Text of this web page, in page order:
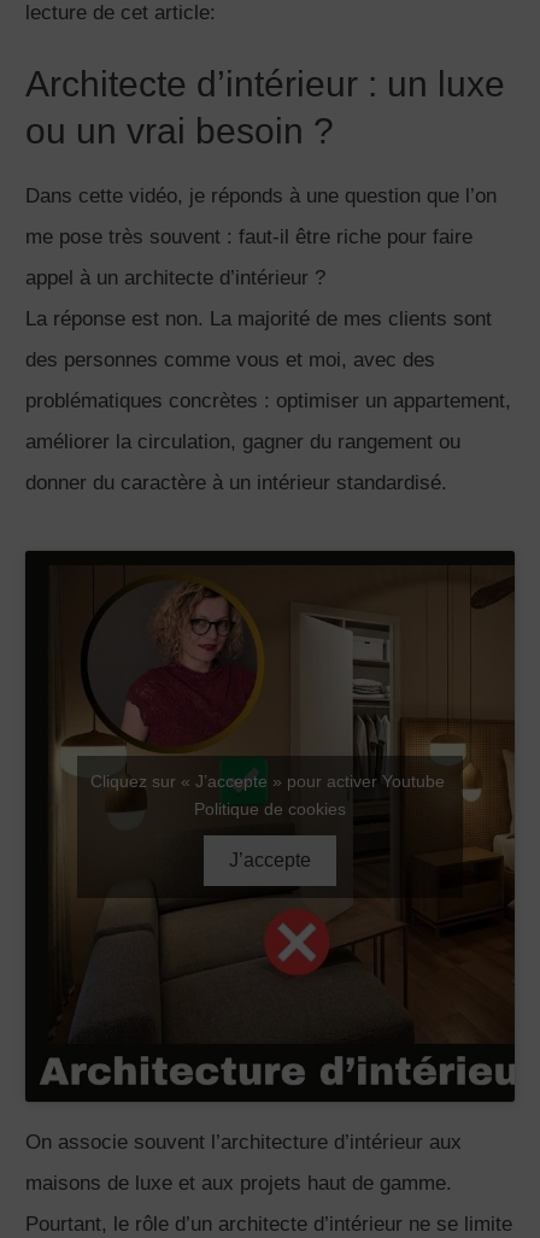
lecture de cet article:
Architecte d’intérieur : un luxe
ou un vrai besoin ?
Dans cette vidéo, je réponds à une question que l’on
me pose très souvent : faut-il être riche pour faire
appel à un architecte d’intérieur ?
La réponse est non. La majorité de mes clients sont
des personnes comme vous et moi, avec des
problématiques concrètes : optimiser un appartement,
améliorer la circulation, gagner du rangement ou
donner du caractère à un intérieur standardisé.
Cliquez sur « J’accepte » pour activer Youtube
Politique de cookies
J’accepte
On associe souvent l’architecture d’intérieur aux
maisons de luxe et aux projets haut de gamme.
Pourtant, le rôle d’un architecte d’intérieur ne se limite